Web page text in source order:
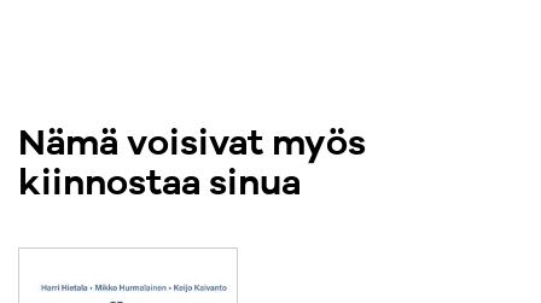
Nämä voisivat myös
kiinnostaa sinua